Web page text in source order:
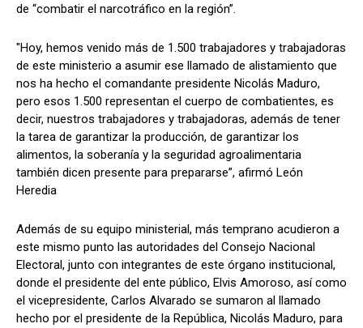
de “combatir el narcotráfico en la región”.
"Hoy, hemos venido más de 1.500 trabajadores y trabajadoras
de este ministerio a asumir ese llamado de alistamiento que
nos ha hecho el comandante presidente Nicolás Maduro,
pero esos 1.500 representan el cuerpo de combatientes, es
decir, nuestros trabajadores y trabajadoras, además de tener
la tarea de garantizar la producción, de garantizar los
alimentos, la soberanía y la seguridad agroalimentaria
también dicen presente para prepararse”, afirmó León
Heredia
Además de su equipo ministerial, más temprano acudieron a
este mismo punto las autoridades del Consejo Nacional
Electoral, junto con integrantes de este órgano institucional,
donde el presidente del ente público, Elvis Amoroso, así como
el vicepresidente, Carlos Alvarado se sumaron al llamado
hecho por el presidente de la República, Nicolás Maduro, para